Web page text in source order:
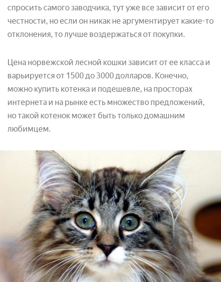
спросить самого заводчика, тут уже все зависит от его
честности, но если он никак не аргументирует какие-то
отклонения, то лучше воздержаться от покупки.
Цена норвежской лесной кошки зависит от ее класса и
варьируется от 1500 до 3000 долларов. Конечно,
можно купить котенка и подешевле, на просторах
интернета и на рынке есть множество предложений,
но такой котенок может быть только домашним
любимцем.